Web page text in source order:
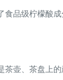
食品级柠檬酸
茶壶、茶盘上